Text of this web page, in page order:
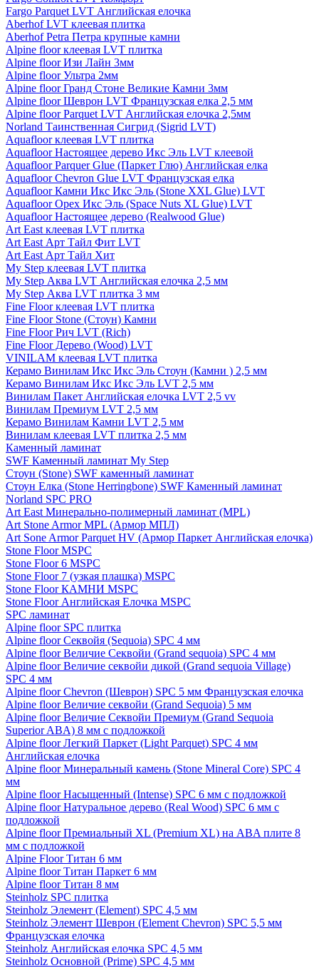
Fargo Parquet LVT Английская елочка
Aberhof LVT клеевая плитка
Aberhof Petra Петра крупные камни
Alpine floor клеевая LVT плитка
Alpine floor Изи Лайн 3мм
Alpine floor Ультра 2мм
Alpine floor Гранд Стоне Великие Камни 3мм
Alpine floor Шеврон LVT Французская елка 2,5 мм
Alpine floor Parquet LVT Английская елочка 2,5мм
Norland Таинственная Сигрид (Sigrid LVT)
Aquafloor клеевая LVT плитка
Aquafloor Настоящее дерево Икс Эль LVT клеевой
Aquafloor Parquer Glue (Паркет Глю) Английская елка
Aquafloor Chevron Glue LVT Французская елка
Aquafloor Камни Икс Икс Эль (Stone XXL Glue) LVT
Aquafloor Орех Икс Эль (Space Nuts XL Glue) LVT
Aquafloor Настоящее дерево (Realwood Glue)
Art East клеевая LVT плитка
Art East Арт Тайл Фит LVT
Art East Арт Тайл Хит
My Step клеевая LVT плитка
My Step Аква LVT Английская елочка 2,5 мм
My Step Аква LVT плитка 3 мм
Fine Floor клеевая LVT плитка
Fine Floor Stone (Стоун) Камни
Fine Floor Рич LVT (Rich)
Fine Floor Дерево (Wood) LVT
VINILAM клеевая LVT плитка
Керамо Винилам Икс Икс Эль Стоун (Камни ) 2,5 мм
Керамо Винилам Икс Икс Эль LVT 2,5 мм
Винилам Пакет Английская елочка LVT 2,5 vv
Винилам Премиум LVT 2,5 мм
Керамо Винилам Камни LVT 2,5 мм
Винилам клеевая LVT плитка 2,5 мм
Каменный ламинат
SWF Каменный ламинат My Step
Стоун (Stone) SWF каменный ламинат
Стоун Елка (Stone Herringbone) SWF Каменный ламинат
Norland SPC PRO
Art East Минерально-полимерный ламинат (MPL)
Art Stone Armor MPL (Армор МПЛ)
Art Sone Armor Parquet HV (Армор Паркет Английская елочка)
Stone Floor MSPC
Stone Floor 6 MSPC
Stone Floor 7 (узкая плашка) MSPC
Stone Floor КАМНИ MSPC
Stone Floor Английская Елочка MSPC
SPC ламинат
Alpine floor SPC плитка
Alpine floor Секвойя (Sequoia) SPC 4 мм
Alpine floor Величие Секвойи (Grand sequoia) SPC 4 мм
Alpine floor Величие секвойи дикой (Grand sequoia Village)
SPC 4 мм
Alpine floor Chevron (Шеврон) SPC 5 мм Французская елочка
Alpine floor Величие секвойи (Grand Sequoia) 5 мм
Alpine floor Величие Секвойи Премиум (Grand Sequoia
Superior ABA) 8 мм с подложкой
Alpine floor Легкий Паркет (Light Parquet) SPC 4 мм
Английская елочка
Alpine floor Минеральный камень (Stone Mineral Core) SPC 4
мм
Alpine floor Насыщенный (Intense) SPC 6 мм с подложкой
Alpine floor Натуральное дерево (Real Wood) SPC 6 мм с
подложкой
Alpine floor Премиальный XL (Premium XL) на ABA плите 8
мм с подложкой
Alpine Floor Титан 6 мм
Alpine floor Титан Паркет 6 мм
Alpine floor Титан 8 мм
Steinholz SPC плитка
Steinholz Элемент (Element) SPC 4,5 мм
Steinholz Элемент Шеврон (Element Chevron) SPC 5,5 мм
Французская елочка
Steinholz Английская елочка SPC 4,5 мм
Steinholz Основной (Prime) SPC 4,5 мм